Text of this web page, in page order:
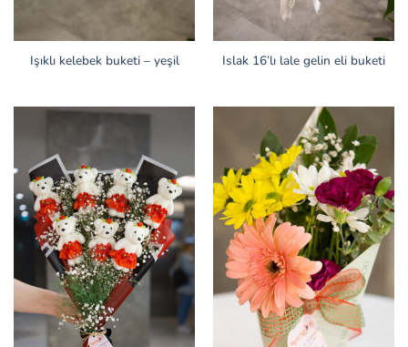
Işıklı kelebek buketi – yeşil Islak 16’lı lale gelin eli buketi